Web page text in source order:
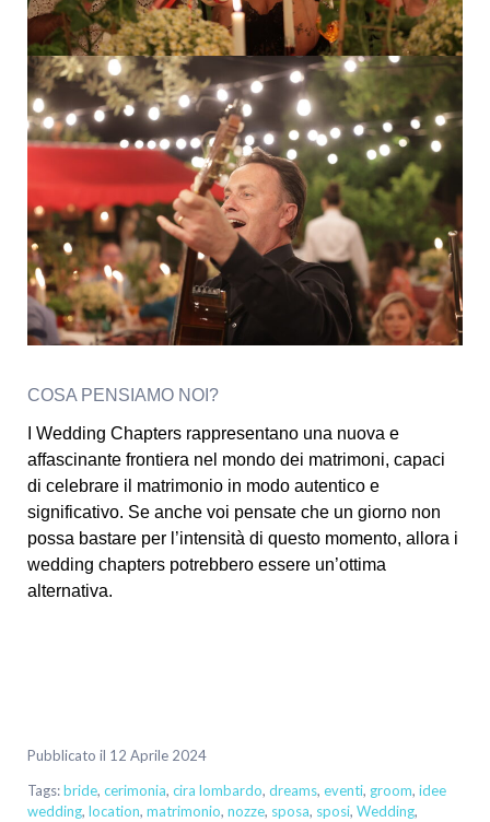
COSA PENSIAMO NOI?
I Wedding Chapters rappresentano una nuova e
affascinante frontiera nel mondo dei matrimoni, capaci
di celebrare il matrimonio in modo autentico e
significativo. Se anche voi pensate che un giorno non
possa bastare per l’intensità di questo momento, allora i
wedding chapters potrebbero essere un’ottima
alternativa.
Pubblicato il 12 Aprile 2024
Tags:bride, cerimonia, cira lombardo, dreams, eventi, groom, idee
wedding, location, matrimonio, nozze, sposa, sposi, Wedding,